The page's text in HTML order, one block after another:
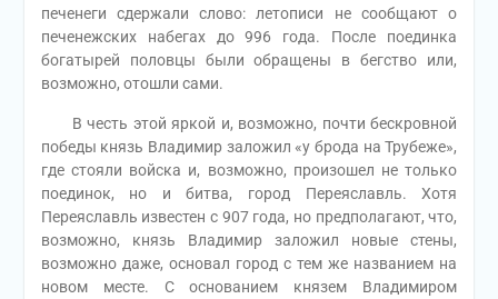
печенеги сдержали слово: летописи не сообщают о
печенежских набегах до 996 года. После поединка
богатырей половцы были обращены в бегство или,
возможно, отошли сами.
В честь этой яркой и, возможно, почти бескровной
победы князь Владимир заложил «у брода на Трубеже»,
где стояли войска и, возможно, произошел не только
поединок, но и битва, город Переяславль. Хотя
Переяславль известен с 907 года, но предполагают, что,
возможно, князь Владимир заложил новые стены,
возможно даже, основал город с тем же названием на
новом месте. С основанием князем Владимиром